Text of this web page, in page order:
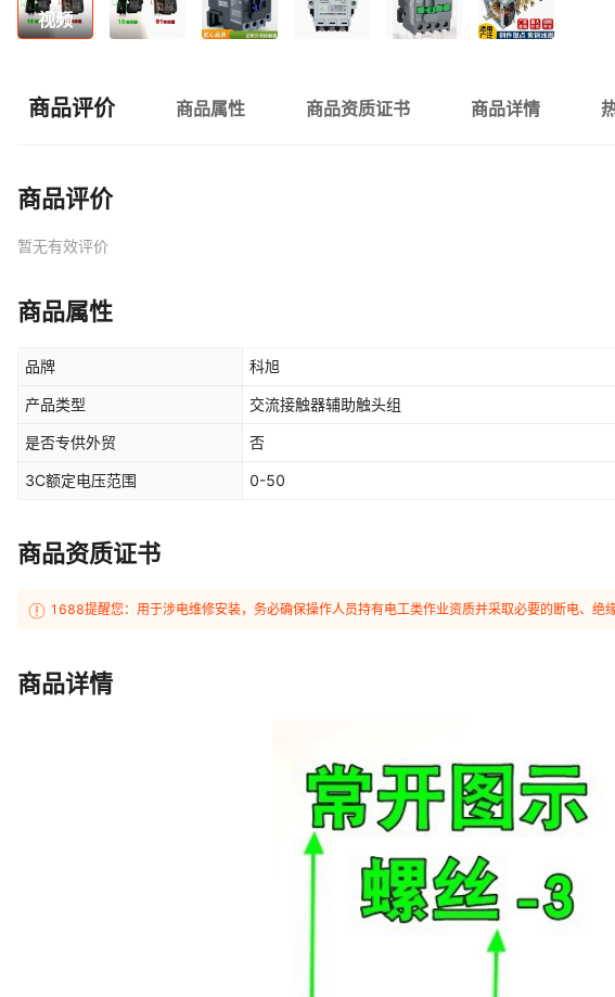
视频
商品评价 商品属性 商品资质证书 商品详情
商品评价
暂无有效评价
商品属性
品牌 科旭
产品类型 交流接触器辅助触头组
是否专供外贸 否
3C额定电压范围 0-50
商品资质证书
1688提醒您：用于涉电维修安装，务必确保操作人员持有电工类作业资质并采取必要的断电、绝缘
商品详情